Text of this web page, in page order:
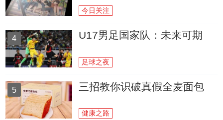
今日关注
4 U17男足国家队：未来可期
足球之夜
5 三招教你识破真假全麦面包
健康之路